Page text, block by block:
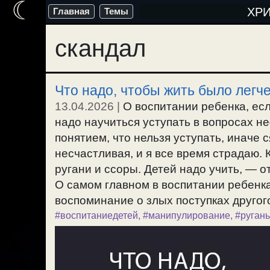
Перейти
содержимому
Главная Темы
скандал
Что надо, чтобы жить было
13.04.2026
О воспитании ребенка,
надо научиться уступать в вопросах
понятием, что нельзя уступать, иначе
несчастливая, и я все время
ругани и ссоры. Детей надо учить, —
О самом главном в воспитании
воспоминание о злых поступках
#воспитаниедетей, #манипулирование, #ругань
☾